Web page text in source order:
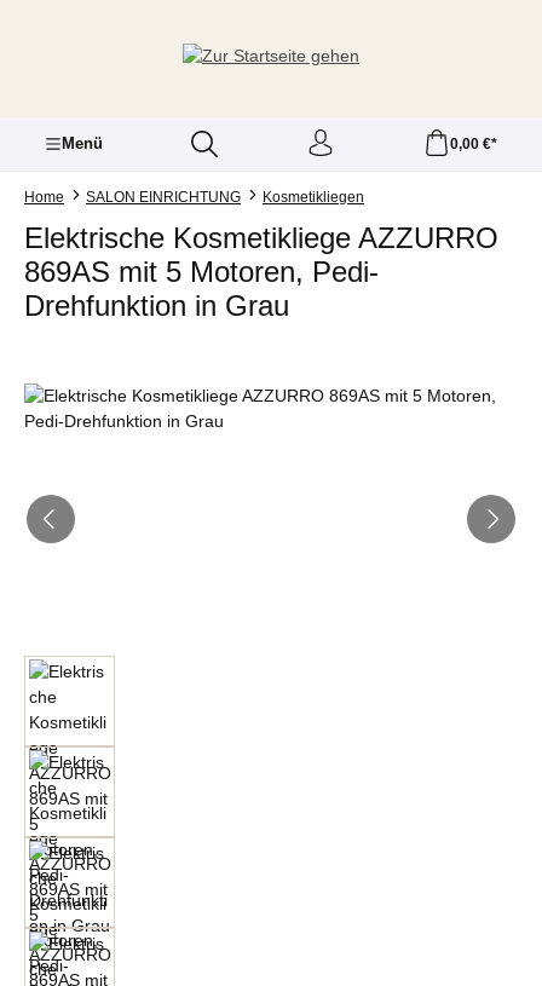
Menü 0,00 €*
Home SALON EINRICHTUNG Kosmetikliegen
Elektrische Kosmetikliege AZZURRO
869AS mit 5 Motoren, Pedi-
Drehfunktion in Grau
Bildergalerie überspringen